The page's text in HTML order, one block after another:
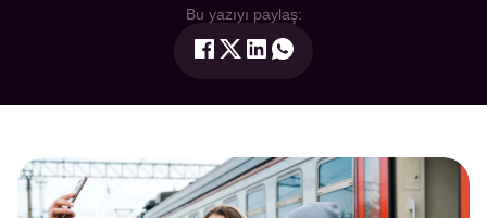
Bu yazıyı paylaş: